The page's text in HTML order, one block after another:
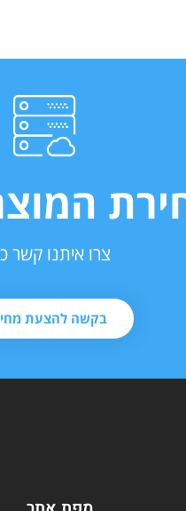
צרו איתנו קשר
בקשה להצעת